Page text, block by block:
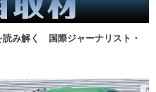
読み解く 国際ジャーナリスト・